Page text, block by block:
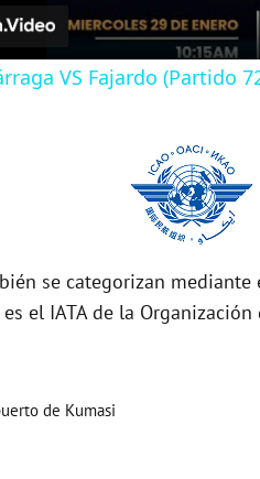
VS Fajardo (Partido
se categorizan
el IATA de la
de Kumasi